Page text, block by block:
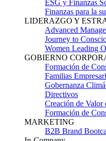
ESG y Finanzas
Finanzas para la
LIDERAZGO Y
Advanced
Journey to
Women Leading
GOBIERNO
Formación de
Familias
Gobernanza
Directivos
Creación de Valor
Formación de
MARKETING
B2B Brand